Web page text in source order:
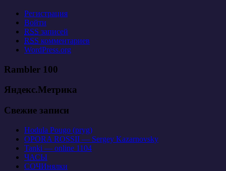
Регистрация
Войти
RSS записей
RSS комментариев
WordPress.org
Rambler 100
Яндекс.Метрика
Свежие записи
Hodula Pougo (pryg)
OPORA ROSSII — Sergey Kazarnovsky
Tanki — online 1104
ЧАСЫ
СОЧИнялки